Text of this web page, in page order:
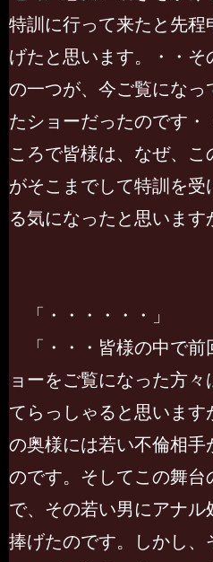
特訓に行って来たと先程
げたと思います。・・そ
の一つが、今ご覧になっ
たショーだったのです・
ころで皆様は、なぜ、こ
がそこまでして特訓を受
る気になったと思います
「・・・・・・」
「・・・皆様の中で前
ョーをご覧になった方々
てらっしゃると思います
の奥様には若い不倫相手
のです。そしてこの舞台
で、その若い男にアナル
捧げたのです。しかし、